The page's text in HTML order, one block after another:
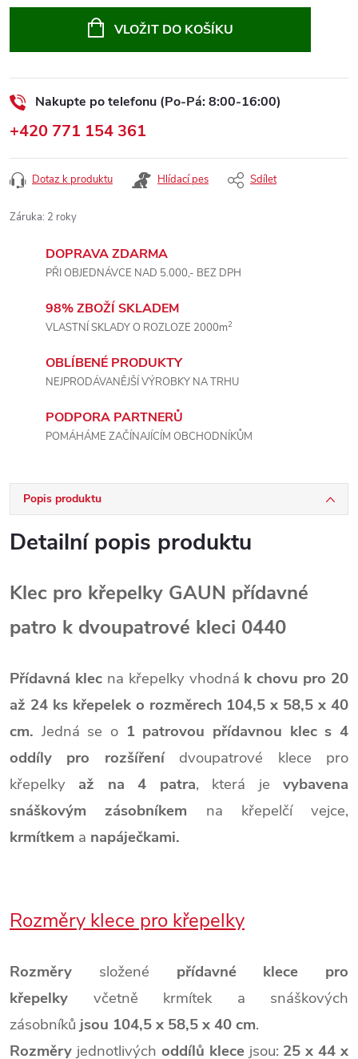
VLOŽIT DO KOŠÍKU
Nakupte po telefonu (Po-Pá: 8:00-16:00)
+420 771 154 361
Dotaz k produktu Hlídací pes Sdílet
Záruka: 2 roky
DOPRAVA ZDARMA
PŘI OBJEDNÁVCE NAD 5.000,- BEZ DPH
98% ZBOŽÍ SKLADEM
VLASTNÍ SKLADY O ROZLOZE 2000m2
OBLÍBENÉ PRODUKTY
NEJPRODÁVANĚJŠÍ VÝROBKY NA TRHU
PODPORA PARTNERŮ
POMÁHÁME ZAČÍNAJÍCÍM OBCHODNÍKŮM
Popis produktu
Detailní popis produktu
Klec pro křepelky GAUN přídavné
patro k dvoupatrové kleci 0440
Přídavná klecna křepelky vhodná k chovu pro 20
až 24 ks křepelek o rozměrech 104,5 x 58,5 x 40
cm. Jedná se o 1 patrovou přídavnou klecs 4
oddíly pro rozšíření dvoupatrové klece pro
křepelky až na 4 patra, která jevybavena
snáškovým zásobníkem na křepelčí vejce,
krmítkem a napáječkami.
Rozměry klece pro křepelky
Rozměry složené přídavné klece pro
křepelky včetně krmítek a snáškových
zásobníků jsou 104,5 x 58,5 x 40 cm.
Rozměry jednotlivých oddílů klecejsou: 25 x 44 x